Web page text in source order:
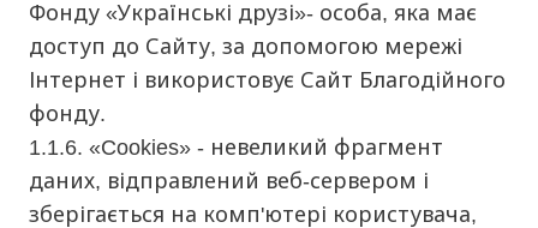
Фонду «Українські друзі»- особа, яка має
доступ до Сайту, за допомогою мережі
Інтернет і використовує Сайт Благодійного
фонду.
1.1.6. «Cookies» - невеликий фрагмент
даних, відправлений веб-сервером і
зберігається на комп'ютері користувача,